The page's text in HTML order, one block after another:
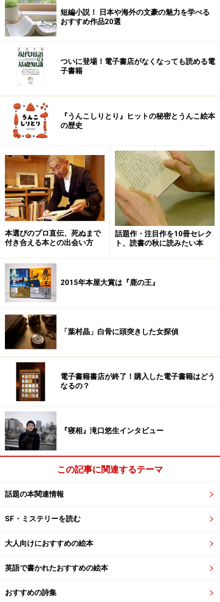
短編小説！ 日本や海外の文豪の魅力を学べる
おすすめ作品20選
ついに登場！電子書店がなくなっても読める電
子書籍
『うんこしりとり』ヒットの秘密とうんこ絵本
の歴史
本選びのプロ直伝、死ぬまで
付き合える本との出会い方
話題作・注目作を10冊セレク
ト、読書の秋に読みたい本
2015年本屋大賞は『鹿の王』
「葉村晶」白骨に頭突きした女探偵
電子書籍書店が終了！購入した電子書籍はどう
なるの？
『寝相』滝口悠生インタビュー
この記事に関連するテーマ
話題の本関連情報
SF・ミステリーを読む
大人向けにおすすめの絵本
英語で書かれたおすすめの絵本
おすすめの詩集